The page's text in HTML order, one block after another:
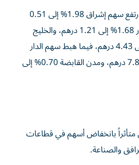
وفي قطاع العقارات، ارتفع سهم إشراق 1.98% إلى 0.51
درهم، وعنان للاستثمار 1.68% إلى 1.21 درهم، والخليج
الاستثمارية 1.37% إلى 4.43 درهم، فيما هبط سهم الدار
العقارية 2.38% إلى 7.80 درهم، ومدن القابضة 0.70% إلى
بانخفاض أسهم في قطاعات
والصناعة.